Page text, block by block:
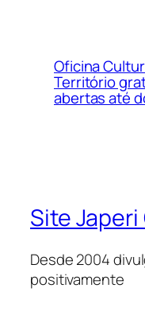
Oficina
Território
abertas até
Site
Desde 2004
positivamente